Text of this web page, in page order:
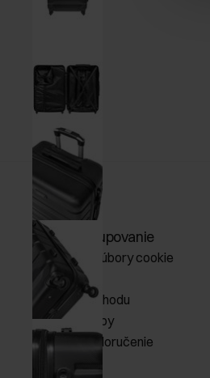
Online nakupovanie
Spravovať súbory cookie
O obchode
Pravidlá obchodu
Spôsob platby
Náklady na doručenie